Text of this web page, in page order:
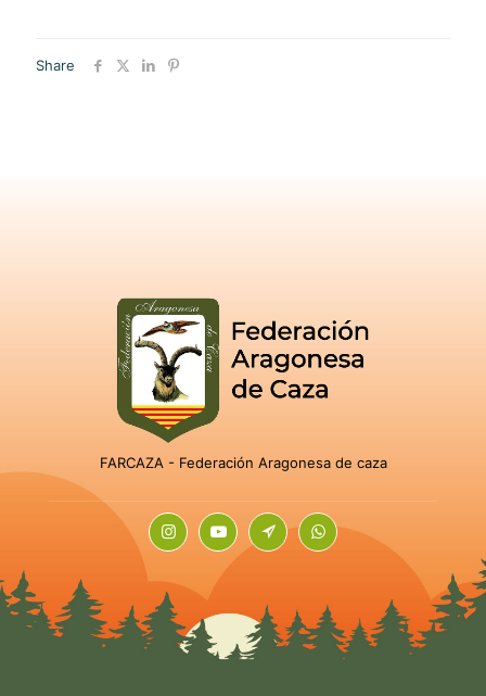
Share
FARCAZA - Federación Aragonesa de caza